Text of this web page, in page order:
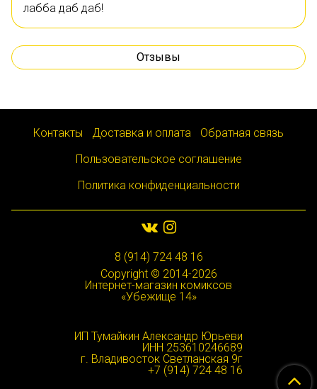
лабба даб даб!
Отзывы
Контакты Доставка и оплата
Обратная связь
Пользовательское соглашение
Политика конфиденциальности
8 (914) 724 48 16
Copyright © 2014-2026
Интернет-магазин комиксов
«Убежище 14»
ИП Тумайкин Александр Юрьеви
ИНН 253610246689
г. Владивосток Светланская 9г
+7 (914) 724 48 16